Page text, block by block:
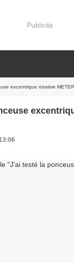
Publicité
excentrique rotative